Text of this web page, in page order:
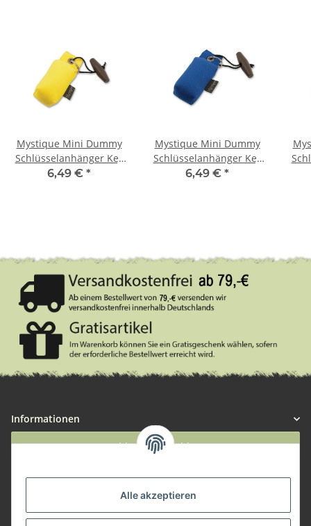
Alle akzeptieren
Mystique Mini Dummy
Schlüsselanhänger Key
Case gelb
6,49 € *
Mystique Mini Dummy
Schlüsselanhänger Key
Case blau
6,49 € *
Informationen
Widerruf anmelden